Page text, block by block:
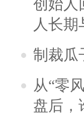
创始人
人长
制裁瓜
从“零
盘后，